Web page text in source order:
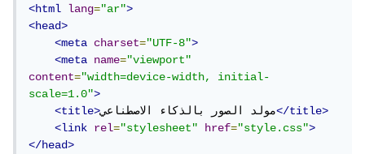
)
}
const res
await
fetch
("https://api.openai.com/v1/images/gen
erations"
methods )
// parse the response as json
data
()
<html
lang="ar">
<head>
<meta
charset="UTF-8">
<meta
name="viewport"
content="width=device-width, initial-
scale=1.0">
<title>مولد الصور بالذكاء الاصطناعي</title>
<link
rel="stylesheet" href="style.css">
</head>